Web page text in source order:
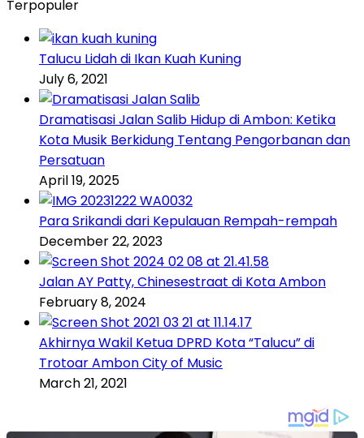
Terpopuler
Talucu Lidah di Ikan Kuah Kuning
July 6, 2021
Dramatisasi Jalan Salib Hidup di Ambon: Ketika
Kota Musik Berkidung Tentang Pengorbanan dan
Persatuan
April 19, 2025
Para Srikandi dari Kepulauan Rempah-rempah
December 22, 2023
Jalan AY Patty, Chinesestraat di Kota Ambon
February 8, 2024
Akhirnya Wakil Ketua DPRD Kota “Talucu” di
Trotoar Ambon City of Music
March 21, 2021